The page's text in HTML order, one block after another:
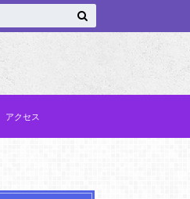
アクセス